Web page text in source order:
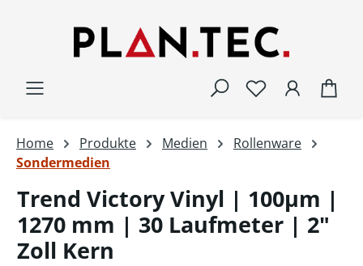
Home Produkte Medien
Rollenware
Sondermedien
Trend Victory Vinyl | 100µm |
1270 mm | 30 Laufmeter | 2"
Zoll Kern